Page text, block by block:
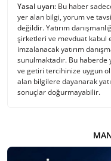
Yasal uyarı: Bu haber
yer alan bilgi, yorum ve
değildir. Yatırım
şirketleri ve mevduat kabul
imzalanacak yatırım
sunulmaktadır. Bu
ve getiri tercihinize uygun
alan bilgilere dayanarak
sonuçlar doğurmayabilir.